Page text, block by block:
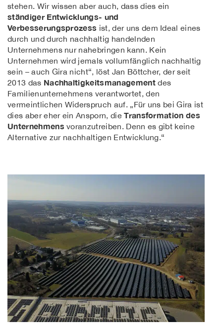
stehen. Wir wissen aber auch, dass dies ein
ständiger Entwicklungs- und
Verbesserungsprozess ist, der uns dem Ideal eines
durch und durch nachhaltig handelnden
Unternehmens nur nahebringen kann. Kein
Unternehmen wird jemals vollumfänglich nachhaltig
sein – auch Gira nicht“, löst Jan Böttcher, der seit
2013 das Nachhaltigkeitsmanagementdes
Familienunternehmens verantwortet, den
vermeintlichen Widerspruch auf. „Für uns bei Gira ist
dies aber eher ein Ansporn, dieTransformation des
Unternehmens voranzutreiben. Denn es gibt keine
Alternative zur nachhaltigen Entwicklung.“